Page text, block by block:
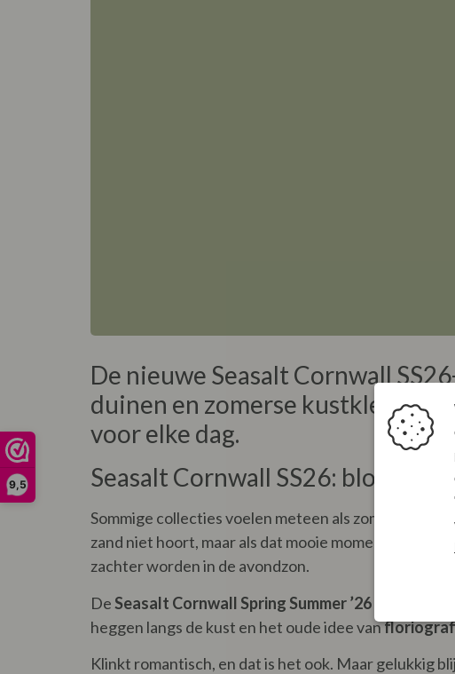
9,5
De nieuwe Seasalt Cornwall
duinen en zomerse kustkleuren.
voor elke dag.
Seasalt Cornwall SS26:
Sommige collecties voelen meteen als zomer, zoals
zand niet hoort, maar als dat mooie moment aan
zachter worden in de avondzon.
DeSeasalt Cornwall Spring Summer ’26 collectie
heggen langs de kust en het oude idee van
Klinkt romantisch, en dat is het ook. Maar gelukkig